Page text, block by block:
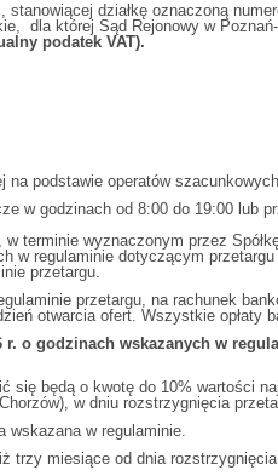
działkę oznaczoną
dla której Sąd Rejonowy w
podatek VAT).
podstawie operatów
w godzinach od 8:00 do 19:00 lub
terminie wyznaczonym przez
w regulaminie dotyczącym
przetargu.
przetargu, na rachunek
otwarcia ofert. Wszystkie opłaty
r. o godzinach wskazanych w
będą o kwotę do 10% wartości
w dniu rozstrzygnięcia
wskazana w regulaminie.
trzy miesiące od dnia